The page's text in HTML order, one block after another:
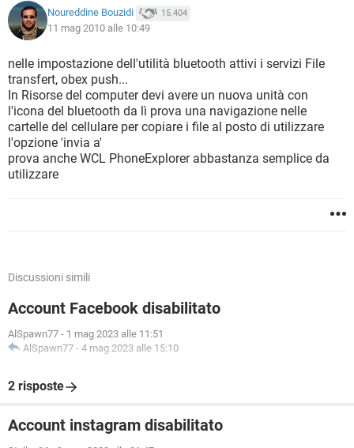
Noureddine Bouzidi 15.404
11 mag 2010 alle 10:49
nelle impostazione dell'utilità bluetooth attivi i servizi File
transfert, obex push...
In Risorse del computer devi avere un nuova unità con
l'icona del bluetooth da lì prova una navigazione nelle
cartelle del cellulare per copiare i file al posto di utilizzare
l'opzione 'invia a'
prova anche WCL PhoneExplorer abbastanza semplice da
utilizzare
Discussioni simili
Account Facebook disabilitato
AlSpawn77 - 1 mag 2023 alle 11:51
AlSpawn77 - 4 mag 2023 alle 15:10
2 risposte
Account instagram disabilitato